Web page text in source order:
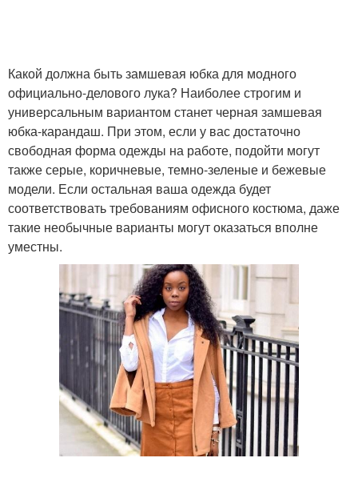
Какой должна быть замшевая юбка для модного
официально-делового лука? Наиболее строгим и
универсальным вариантом станет черная замшевая
юбка-карандаш. При этом, если у вас достаточно
свободная форма одежды на работе, подойти могут
также серые, коричневые, темно-зеленые и бежевые
модели. Если остальная ваша одежда будет
соответствовать требованиям офисного костюма, даже
такие необычные варианты могут оказаться вполне
уместны.